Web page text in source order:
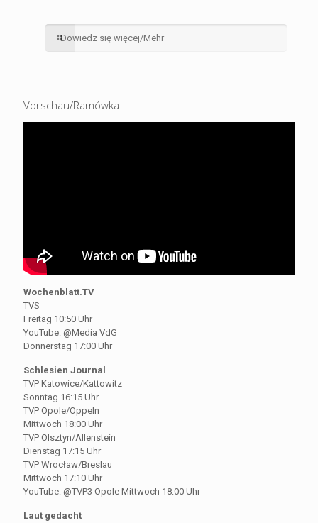
Dowiedz się więcej/Mehr
Vorschau/Ramówka
Wochenblatt.TV
TVS
Freitag 10:50 Uhr
YouTube: @Media VdG
Donnerstag 17:00 Uhr
Schlesien Journal
TVP Katowice/Kattowitz
Sonntag 16:15 Uhr
TVP Opole/Oppeln
Mittwoch 18:00 Uhr
TVP Olsztyn/Allenstein
Dienstag 17:15 Uhr
TVP Wrocław/Breslau
Mittwoch 17:10 Uhr
YouTube: @TVP3 Opole Mittwoch 18:00 Uhr
Laut gedacht